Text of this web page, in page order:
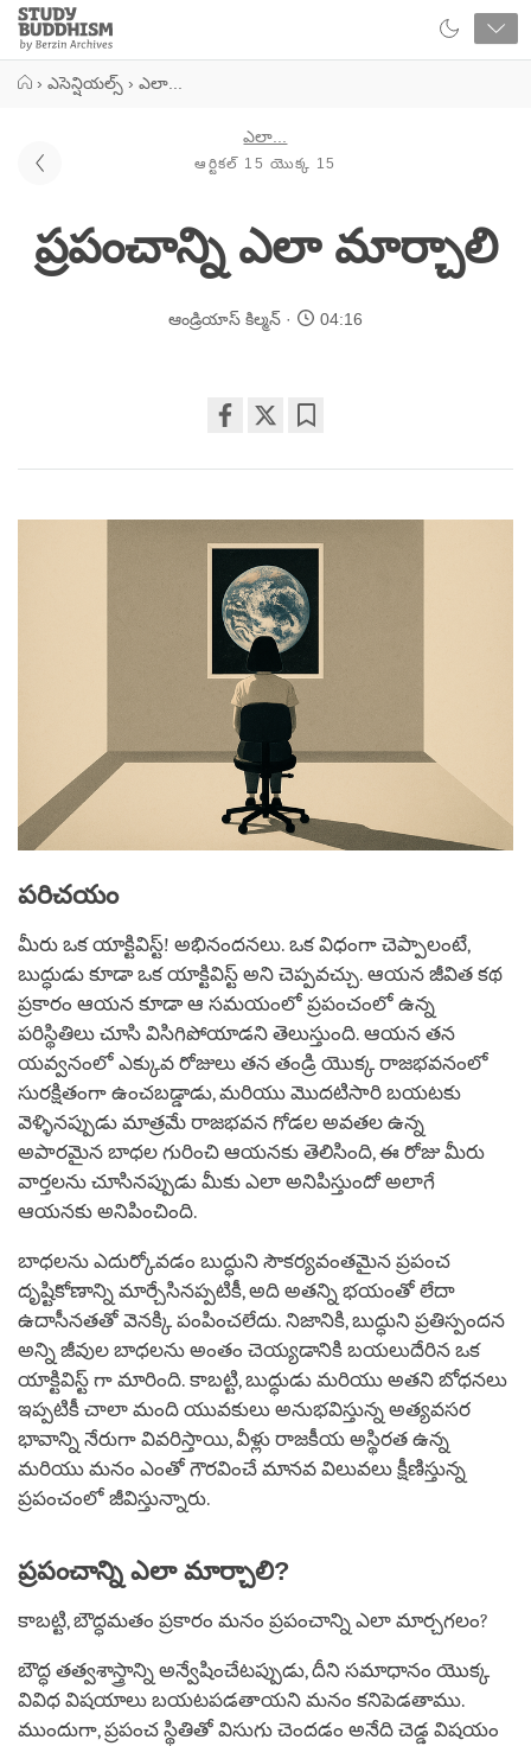
Close
Study
Buddhism
› ఎసెన్షియల్స్ › ఎలా...
ఎలా...
ఆర్టికల్ 15 యొక్క 15
ప్రపంచాన్ని ఎలా మార్చాలి
ఆండ్రియాస్ కిల్మన్ 04:16
on
పరిచయం
మీరు ఒక యాక్టివిస్ట్! అభినందనలు. ఒక విధంగా చెప్పాలంటే,
బుద్ధుడు కూడా ఒక యాక్టివిస్ట్ అని చెప్పవచ్చు. ఆయన జీవిత కథ
ప్రకారం ఆయన కూడా ఆ సమయంలో ప్రపంచంలో ఉన్న
పరిస్థితిలు చూసి విసిగిపోయాడని తెలుస్తుంది. ఆయన తన
యవ్వనంలో ఎక్కువ రోజులు తన తండ్రి యొక్క రాజభవనంలో
సురక్షితంగా ఉంచబడ్డాడు, మరియు మొదటిసారి బయటకు
వెళ్ళినప్పుడు మాత్రమే రాజభవన గోడల అవతల ఉన్న
అపారమైన బాధల గురించి ఆయనకు తెలిసింది, ఈ రోజు మీరు
వార్తలను చూసినప్పుడు మీకు ఎలా అనిపిస్తుందో అలాగే
ఆయనకు అనిపించింది.
బాధలను ఎదుర్కోవడం బుద్ధుని సౌకర్యవంతమైన ప్రపంచ
దృష్టికోణాన్ని మార్చేసినప్పటికీ, అది అతన్ని భయంతో లేదా
ఉదాసీనతతో వెనక్కి పంపించలేదు. నిజానికి, బుద్ధుని ప్రతిస్పందన
అన్ని జీవుల బాధలను అంతం చెయ్యడానికి బయలుదేరిన ఒక
యాక్టివిస్ట్ గా మారింది. కాబట్టి, బుద్ధుడు మరియు అతని బోధనలు
ఇప్పటికీ చాలా మంది యువకులు అనుభవిస్తున్న అత్యవసర
భావాన్ని నేరుగా వివరిస్తాయి, వీళ్లు రాజకీయ అస్థిరత ఉన్న
మరియు మనం ఎంతో గౌరవించే మానవ విలువలు క్షీణిస్తున్న
ప్రపంచంలో జీవిస్తున్నారు.
ప్రపంచాన్ని ఎలా మార్చాలి?
కాబట్టి, బౌద్ధమతం ప్రకారం మనం ప్రపంచాన్ని ఎలా మార్చగలం?
బౌద్ధ తత్వశాస్త్రాన్ని అన్వేషించేటప్పుడు, దీని సమాధానం యొక్క
వివిధ విషయాలు బయటపడతాయని మనం కనిపెడతాము.
ముందుగా, ప్రపంచ స్థితితో విసుగు చెందడం అనేది చెడ్డ విషయం